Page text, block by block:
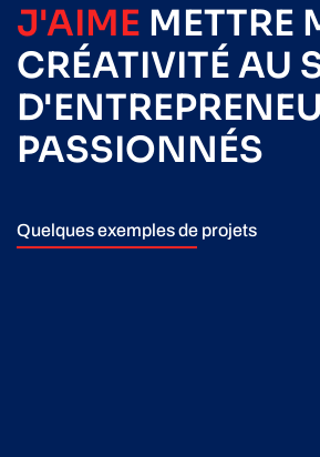
J'AIME METTRE
CRÉATIVITÉ AU
PASSIONNÉS
Quelques exemples de projets